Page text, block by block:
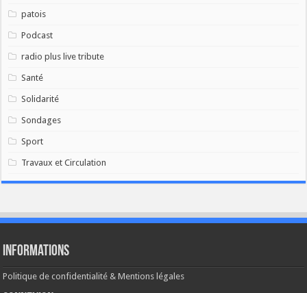
patois
Podcast
radio plus live tribute
Santé
Solidarité
Sondages
Sport
Travaux et Circulation
Informations
Politique de confidentialité & Mentions légales